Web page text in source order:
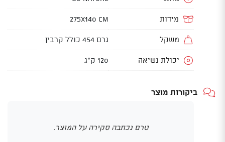
מידות 275X140 CM
משקל גרם 454 כולל קרבין
יכולת נשיאה 120 ק"ג
ביקורות מוצר
טרם נכתבה סקירה על המוצר.